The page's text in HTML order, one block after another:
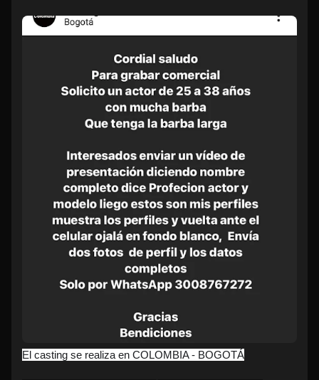
El casting se realiza en COLOMBIA - BOGOTÁ